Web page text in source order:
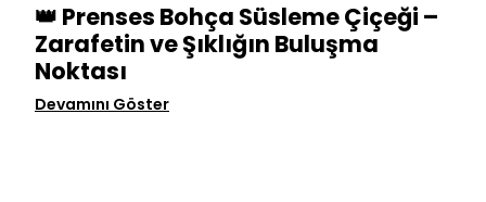
👑 Prenses Bohça Süsleme Çiçeği –
Zarafetin ve Şıklığın Buluşma
Noktası
Devamını Göster